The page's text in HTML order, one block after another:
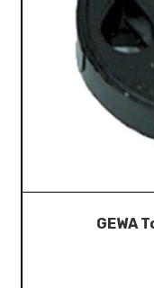
GEWA